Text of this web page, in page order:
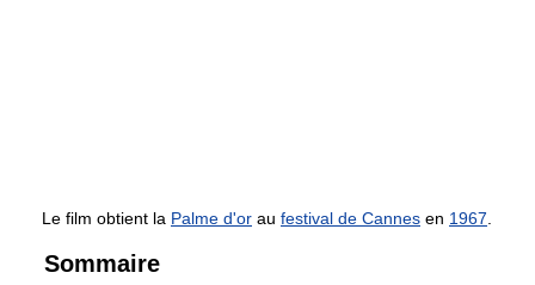
Le film obtient la Palme d'or au festival de Cannes en 1967
Sommaire